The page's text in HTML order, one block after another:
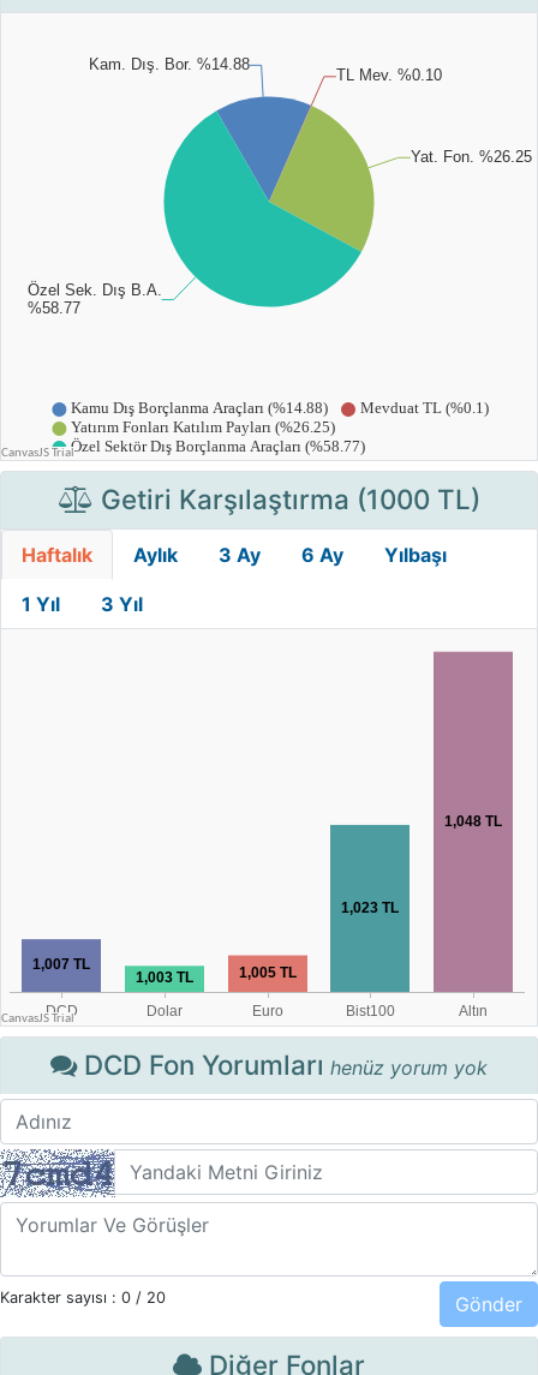
Getiri Karşılaştırma (1000 TL)
Haftalık Aylık 3 Ay 6 Ay Yılbaşı
1 Yıl 3 Yıl
DCD Fon Yorumları henüz yorum yok
Karakter sayısı : 0 / 20
Diğer Fonlar